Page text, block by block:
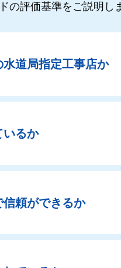
の評価基準をご説明し
水道局指定工事店か
いるか
信頼ができるか